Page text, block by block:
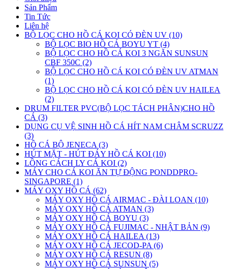
Sản Phẩm
Tin Tức
Liên hệ
BỘ LỌC CHO HỒ CÁ KOI CÓ ĐÈN UV (10)
BỘ LỌC BIO HỒ CÁ BOYU YT (4)
BỘ LỌC CHO HỒ CÁ KOI 3 NGĂN SUNSUN
CBF 350C (2)
BỘ LỌC CHO HỒ CÁ KOI CÓ ĐÈN UV ATMAN
(1)
BỘ LỌC CHO HỒ CÁ KOI CÓ ĐÈN UV HAILEA
(2)
DRUM FILTER PVC(BỘ LỌC TÁCH PHÂN)CHO HỒ
CÁ (3)
DỤNG CỤ VỆ SINH HỒ CÁ HÍT NAM CHÂM SCRUZZ
(3)
HỒ CÁ BỘ JENECA (3)
HÚT MẶT - HÚT ĐÁY HỒ CÁ KOI (10)
LỒNG CÁCH LY CÁ KOI (2)
MÁY CHO CÁ KOI ĂN TỰ ĐỘNG PONDDPRO-
SINGAPORE (1)
MÁY OXY HỒ CÁ (62)
MÁY OXY HỒ CÁ AIRMAC - ĐÀI LOAN (10)
MÁY OXY HỒ CÁ ATMAN (3)
MÁY OXY HỒ CÁ BOYU (3)
MÁY OXY HỒ CÁ FUJIMAC - NHẬT BẢN (9)
MÁY OXY HỒ CÁ HAILEA (13)
MÁY OXY HỒ CÁ JECOD-PA (6)
MÁY OXY HỒ CÁ RESUN (8)
MÁY OXY HỒ CÁ SUNSUN (5)